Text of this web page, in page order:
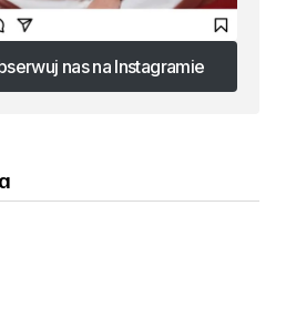
nas na Instagramie
nas na Instagramie